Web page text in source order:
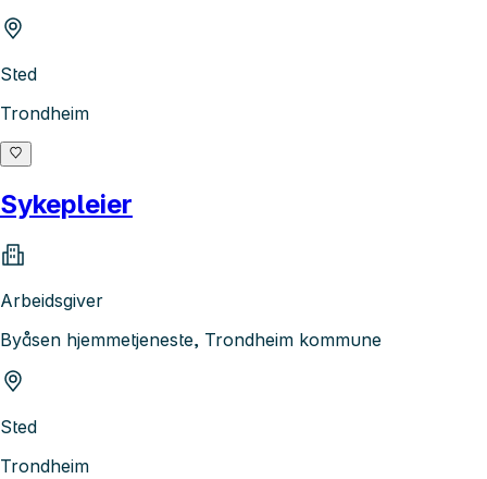
Sted
Trondheim
Sykepleier
Arbeidsgiver
Byåsen hjemmetjeneste, Trondheim kommune
Sted
Trondheim